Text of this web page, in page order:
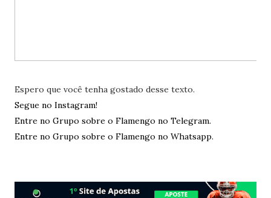
Espero que você tenha gostado desse texto.
Segue no Instagram!
Entre no Grupo sobre o Flamengo no Telegram.
Entre no Grupo sobre o Flamengo no Whatsapp.